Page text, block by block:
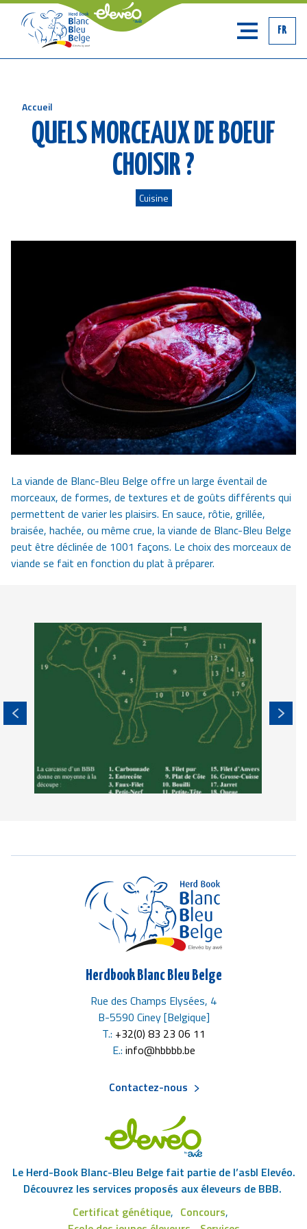
FR
Fil
Accueil
QUELS MORCEAUX DE BOEUF
CHOISIR ?
Cuisine
La viande de Blanc-Bleu Belge offre un large éventail de
morceaux, de formes, de textures et de goûts différents qui
permettent de varier les plaisirs. En sauce, rôtie, grillée,
braisée, hachée, ou même crue, la viande de Blanc-Bleu Belge
peut être déclinée de 1001 façons. Le choix des morceaux de
viande se fait en fonction du plat à préparer.
Image
Herdbook Blanc Bleu Belge
Rue des Champs Elysées, 4
B-5590 Ciney [Belgique]
T.: +32(0) 83 23 06 11
E.: info@hbbbb.be
de
Contactez-nous
Le Herd-Book Blanc-Bleu Belge fait partie de l’asbl Elevéo.
Découvrez les services proposés aux éleveurs de BBB.
Certificat génétique
Concours